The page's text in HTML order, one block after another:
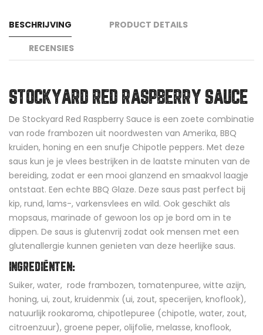
BESCHRIJVING
PRODUCT DETAILS
RECENSIES
STOCKYARD RED RASPBERRY SAUCE
De Stockyard Red Raspberry Sauce is een zoete combinatie
van rode frambozen uit noordwesten van Amerika, BBQ
kruiden, honing en een snufje Chipotle peppers. Met deze
saus kun je je vlees bestrijken in de laatste minuten van de
bereiding, zodat er een mooi glanzend en smaakvol laagje
ontstaat. Een echte BBQ Glaze. Deze saus past perfect bij
kip, rund, lams-, varkensvlees en wild. Ook geschikt als
mopsaus, marinade of gewoon los op je bord om in te
dippen. De saus is glutenvrij zodat ook mensen met een
glutenallergie kunnen genieten van deze heerlijke saus.
INGREDIËNTEN:
Suiker, water, rode frambozen, tomatenpuree, witte azijn,
honing, ui, zout, kruidenmix (ui, zout, specerijen, knoflook),
natuurlijk rookaroma, chipotlepuree (chipotle, water, zout,
citroenzuur), groene peper, olijfolie, melasse, knoflook,